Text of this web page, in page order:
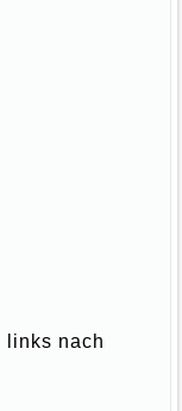
links nach